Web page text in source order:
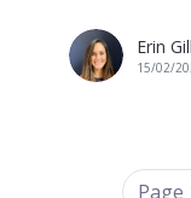
Erin
15/02/
Page